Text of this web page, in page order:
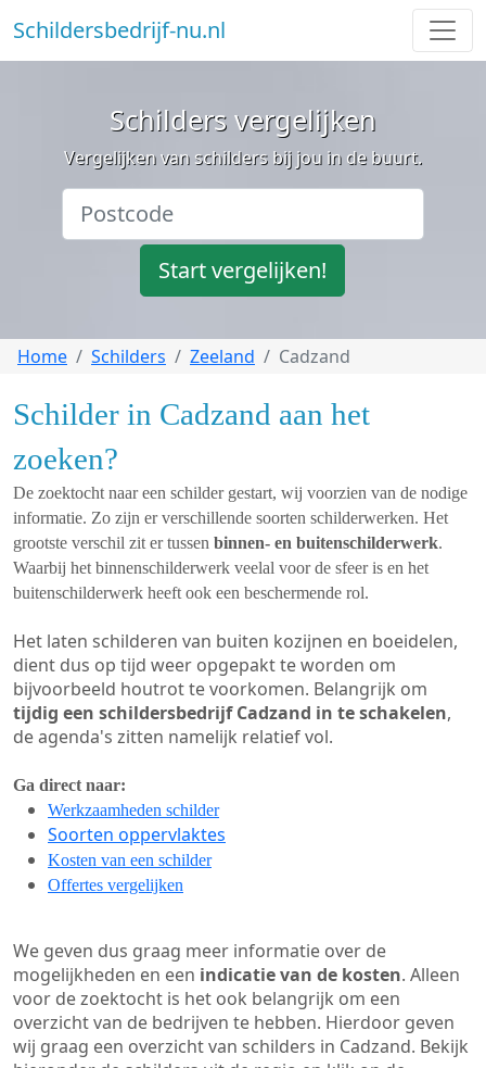
Schildersbedrijf-nu.nl
Schilders vergelijken
Vergelijken van schilders bij jou in de buurt.
Start vergelijken!
Home Schilders Zeeland Cadzand
Schilder in Cadzand aan het
zoeken?
De zoektocht naar een schilder gestart, wij voorzien van de nodige
informatie. Zo zijn er verschillende soorten schilderwerken. Het
grootste verschil zit er tussen binnen- en buitenschilderwerk.
Waarbij het binnenschilderwerk veelal voor de sfeer is en het
buitenschilderwerk heeft ook een beschermende rol.
Het laten schilderen van buiten kozijnen en boeidelen,
dient dus op tijd weer opgepakt te worden om
bijvoorbeeld houtrot te voorkomen. Belangrijk om
tijdig een schildersbedrijf Cadzand in te schakelen,
de agenda's zitten namelijk relatief vol.
Ga direct naar:
Werkzaamheden schilder
Soorten oppervlaktes
Kosten van een schilder
Offertes vergelijken
We geven dus graag meer informatie over de
mogelijkheden en een indicatie van de kosten. Alleen
voor de zoektocht is het ook belangrijk om een
overzicht van de bedrijven te hebben. Hierdoor geven
wij graag een overzicht van schilders in Cadzand. Bekijk